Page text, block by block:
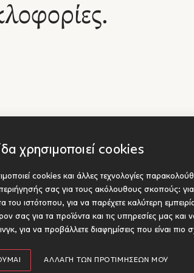
χρησιμοποιεί cookies
cookies και άλλες τεχνολογίες
περιήγησής σας για τους ακόλουθους σκοπούς:
του ιστότοπου,για να παρέχετε καλύτερη
σας για τα προϊόντα και τις υπηρεσίες μας και
,για να προβάλλετε διαφημίσεις που είναι πιο
ΑΛΛΑΓΉ ΤΩΝ ΠΡΟΤΙΜΉΣΕΏΝ ΜΟΥ
έργου προς έκδοση
Socials